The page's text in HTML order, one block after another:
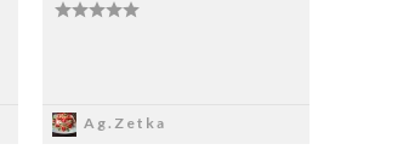
Ag.Zetka